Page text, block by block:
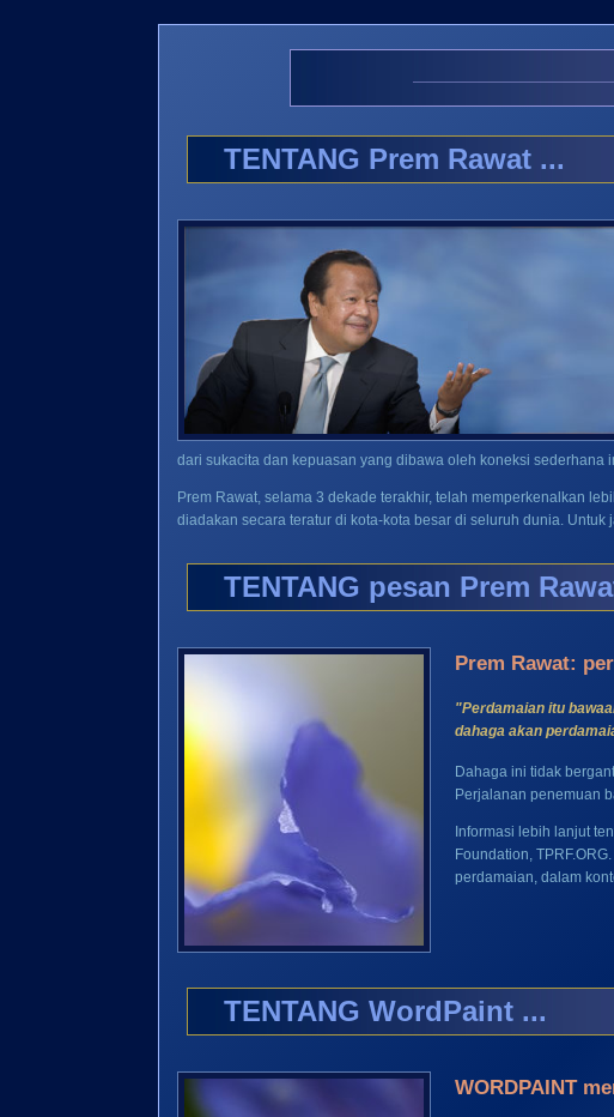
TENTANG Prem Rawat ...
dari sukacita dan kepuasan yang dibawa oleh koneksi sederhana
Prem Rawat, selama 3 dekade terakhir, telah memperkenalkan
diadakan secara teratur di kota-kota besar di seluruh dunia.
TENTANG pesan Prem
Prem Rawat:
"Perdamaian itu
dahaga akan
Dahaga ini tidak
Perjalanan penemuan
Informasi lebih lanjut
Foundation, TPRF.ORG
perdamaian, dalam
TENTANG WordPaint ...
WORDPAINT